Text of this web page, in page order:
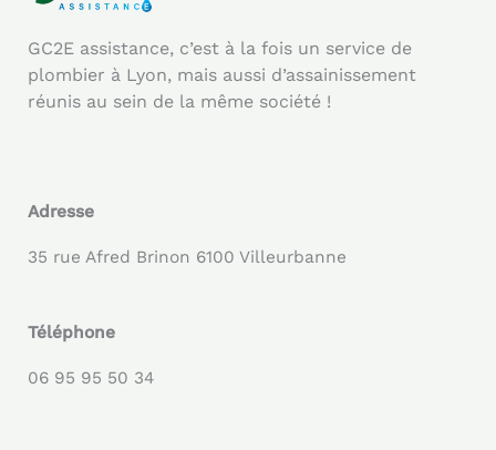
GC2E assistance, c’est à la fois un service de
plombier à Lyon, mais aussi d’assainissement
réunis au sein de la même société !
Adresse
35 rue Afred Brinon 6100 Villeurbanne
Téléphone
06 95 95 50 34